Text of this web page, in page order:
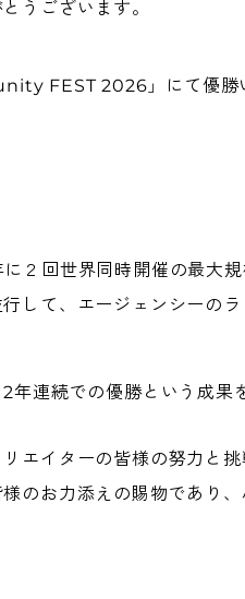
うございます。
FEST 2026」にて優勝
回世界同時開催の最大規
して、エージェンシーの
連続での優勝という成果
エイターの皆様の努力と
のお力添えの賜物であり、